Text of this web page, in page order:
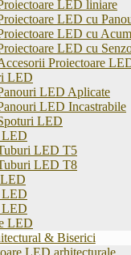
LED liniare
LED cu
LED cu
LED cu
Proiectoare
LED
LED Aplicate
LED Incastrabile
LED
LED
LED T5
LED T8
LED
LED
& Biserici
LED arhitecturale